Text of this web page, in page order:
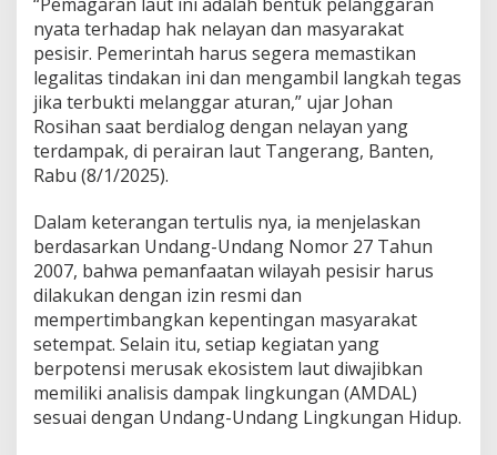
n
g
P
e
l
n
g
r
a
n
N
y
a
a
H
a
k
nyata terhadap hak nelayan dan masyarakat
pesisir. Pemerintah harus segera memastikan
legalitas tindakan ini dan mengambil langkah tegas
jika terbukti melanggar aturan,” ujar Johan
Rosihan saat berdialog dengan nelayan yang
terdampak, di perairan laut Tangerang, Banten,
Rabu (8/1/2025).
Dalam keterangan tertulis nya, ia menjelaskan
berdasarkan Undang-Undang Nomor 27 Tahun
2007, bahwa pemanfaatan wilayah pesisir harus
dilakukan dengan izin resmi dan
mempertimbangkan kepentingan masyarakat
setempat. Selain itu, setiap kegiatan yang
berpotensi merusak ekosistem laut diwajibkan
memiliki analisis dampak lingkungan (AMDAL)
sesuai dengan Undang-Undang Lingkungan Hidup.